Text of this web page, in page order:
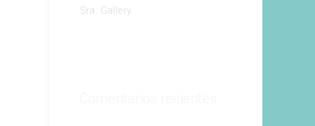
Sra. Gallery